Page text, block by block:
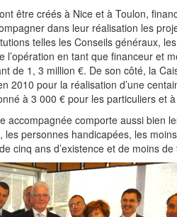
être créés à Nice et à Toulon,
dans leur réalisation les
telles les Conseils généraux,
en tant que financeur et
de 1, 3 million €. De son côté, la
2010 pour la réalisation d’une
à 3 000 € pour les particuliers et
accompagnée comporte aussi bien
personnes handicapées, les
cinq ans d’existence et de moins de